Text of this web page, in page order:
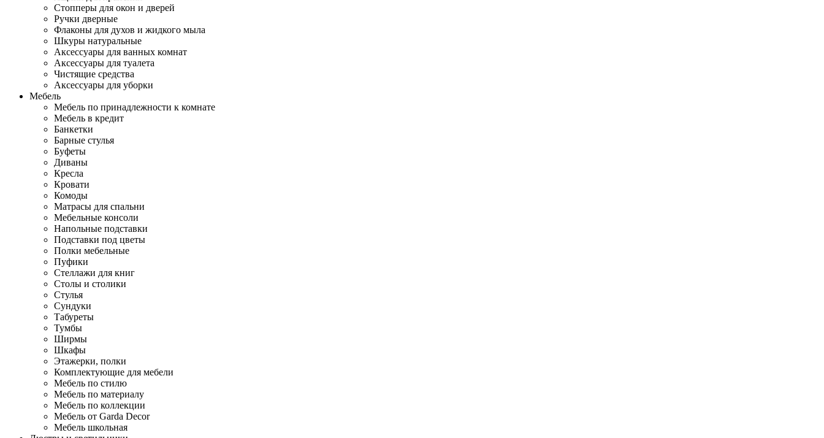
Стопперы для окон и дверей
Ручки дверные
Флаконы для духов и жидкого мыла
Шкуры натуральные
Аксессуары для ванных комнат
Аксессуары для туалета
Чистящие средства
Аксессуары для уборки
Мебель
Мебель по принадлежности к комнате
Мебель в кредит
Банкетки
Барные стулья
Буфеты
Диваны
Кресла
Кровати
Комоды
Матрасы для спальни
Мебельные консоли
Напольные подставки
Подставки под цветы
Полки мебельные
Пуфики
Стеллажи для книг
Столы и столики
Стулья
Сундуки
Табуреты
Тумбы
Ширмы
Шкафы
Этажерки, полки
Комплектующие для мебели
Мебель по стилю
Мебель по материалу
Мебель по коллекции
Мебель от Garda Decor
Мебель школьная